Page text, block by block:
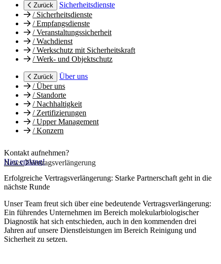
Zurück
Sicherheitsdienste
/Sicherheitsdienste
/Empfangsdienste
/Veranstaltungssicherheit
/Wachdienst
/Werkschutz mit Sicherheitskraft
/Werk- und Objektschutz
Zurück
Über uns
/Über uns
/Standorte
/Nachhaltigkeit
/Zertifizierungen
/Upper Management
/Konzern
Kontakt aufnehmen?
Hier entlang!
News Vertragsverlängerung
Erfolgreiche Vertragsverlängerung: Starke Partnerschaft geht in die
nächste Runde
Unser Team freut sich über eine bedeutende Vertragsverlängerung:
Ein führendes Unternehmen im Bereich molekularbiologischer
Diagnostik hat sich entschieden, auch in den kommenden drei
Jahren auf unsere Dienstleistungen im Bereich Reinigung und
Sicherheit zu setzen.